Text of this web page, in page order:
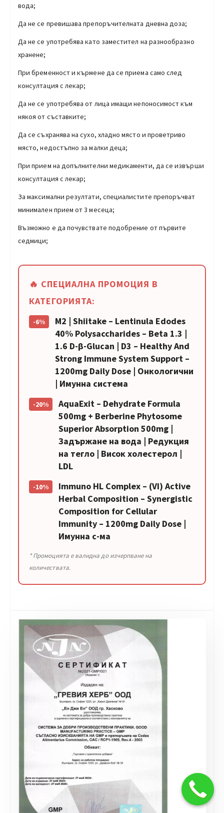
вода;
Да не се превишава препоръчителната дневна доза;
Да не се употребява като заместител на разнообразно
хранене;
При бременност и кърмене да се приема само след
консултация с лекар;
Да не се употребява от лица имащи непоносимост към
някоя от съставките;
Да се съхранява на сухо, хладно място и проветриво
място, недостъпно за малки деца;
При прием на допълнителни медикаменти, да се извърши
консултация с лекар;
За максимални резултати, специалистите препоръчват
минимален прием от 3 месеца;
Възможно е да почувствате подобрение от първите
седмици;
🔥 СПЕЦИАЛНА ПРОМОЦИЯ В
КАТЕГОРИЯТА:
-6%
M2 | Shiitake – Lentinula Edodes
40% Polysaccharides – Beta 1.3 |
1.6 D-β-Glucan | D3 – Healthy And
Strong Immune System Support –
1200mg Daily Dose | Онкологични
| Имунна система
-20%
AquaExit – Dehydrate Formula
500mg + Berberine Phytosome
Superior Absorption 500mg |
Задържане на вода | Редукция
на тегло | Висок холестерол |
LDL
-10%
Immuno HL Complex – (VI) Active
Herbal Composition – Synergistic
Composition for Cellular
Immunity – 1200mg Daily Dose |
Имунна с-ма
* Промоцията е валидна до изчерпване на
количествата.